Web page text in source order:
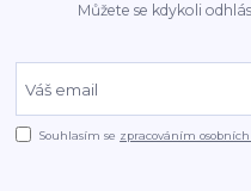
Můžete se kdykoli
Souhlasím se zpracováním